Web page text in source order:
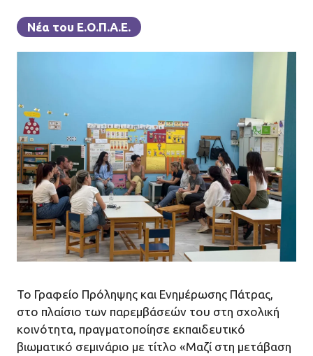
Νέα του Ε.Ο.Π.Α.Ε.
Το Γραφείο Πρόληψης και Ενημέρωσης Πάτρας,
στο πλαίσιο των παρεμβάσεών του στη σχολική
κοινότητα, πραγματοποίησε εκπαιδευτικό
βιωματικό σεμινάριο με τίτλο «Μαζί στη μετάβαση